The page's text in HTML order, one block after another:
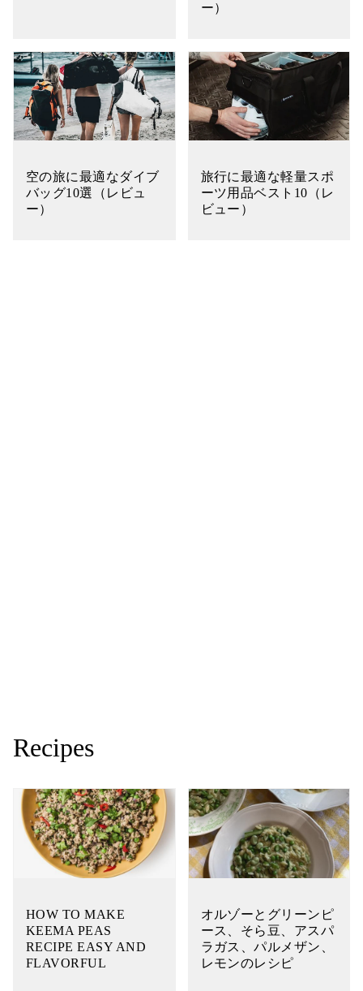
ー）
空の旅に最適なダイブ
バッグ10選（レビュ
ー）
旅行に最適な軽量スポ
ーツ用品ベスト10（レ
ビュー）
Recipes
HOW TO MAKE
KEEMA PEAS
RECIPE EASY AND
FLAVORFUL
オルゾーとグリーンピ
ース、そら豆、アスパ
ラガス、パルメザン、
レモンのレシピ